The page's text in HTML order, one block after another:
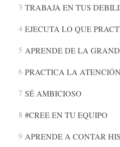
TRABAJA EN TUS
EJECUTA LO QUE
APRENDE DE LA
PRACTICA LA
SÉ AMBICIOSO
#CREE EN TU EQUIPO
APRENDE A CONTAR